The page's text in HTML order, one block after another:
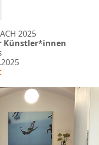
2025
Künstler*innen